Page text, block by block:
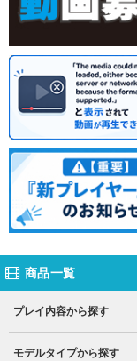
商品一覧
プレイ内容から探す
モデルタイプから探す